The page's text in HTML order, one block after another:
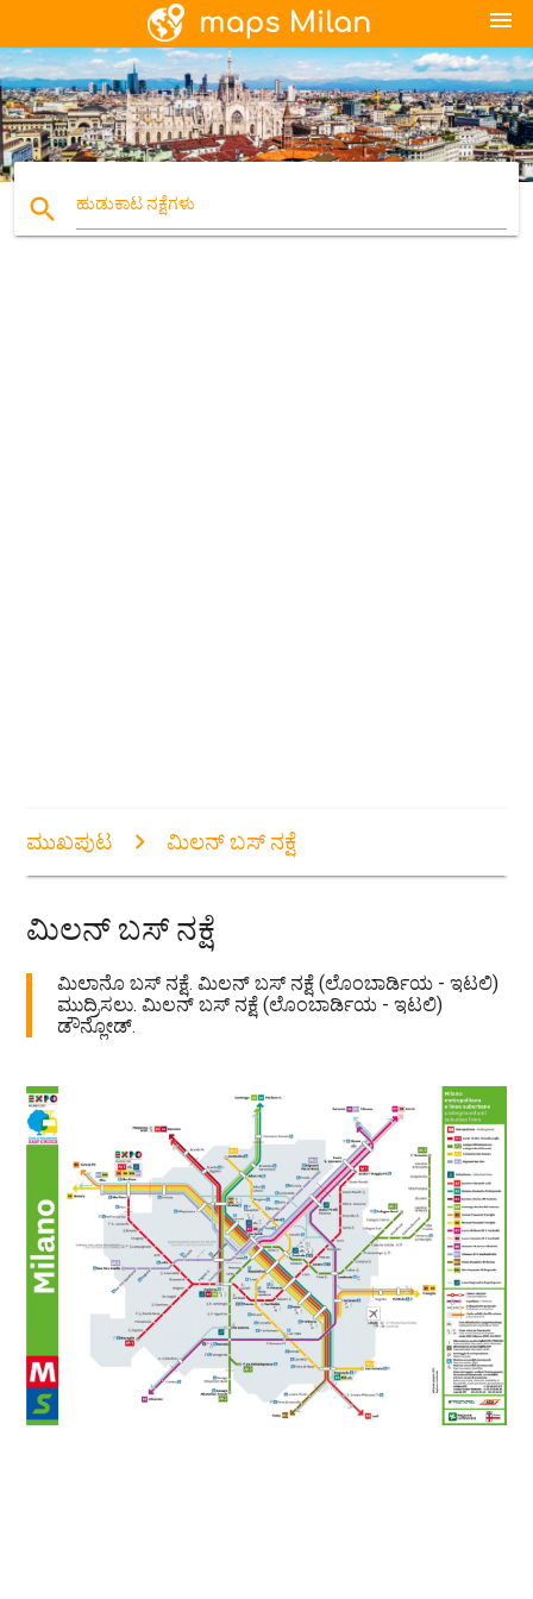
menu
search ಹುಡುಕಾಟ ನಕ್ಷೆಗಳು
ಮುಖಪುಟ ಮಿಲನ್ ಬಸ್ ನಕ್ಷೆ
ಮಿಲನ್ ಬಸ್ ನಕ್ಷೆ
ಮಿಲಾನೊ ಬಸ್ ನಕ್ಷೆ. ಮಿಲನ್ ಬಸ್ ನಕ್ಷೆ (ಲೊಂಬಾರ್ಡಿಯ - ಇಟಲಿ)
ಮುದ್ರಿಸಲು. ಮಿಲನ್ ಬಸ್ ನಕ್ಷೆ (ಲೊಂಬಾರ್ಡಿಯ - ಇಟಲಿ)
ಡೌನ್ಲೋಡ್.